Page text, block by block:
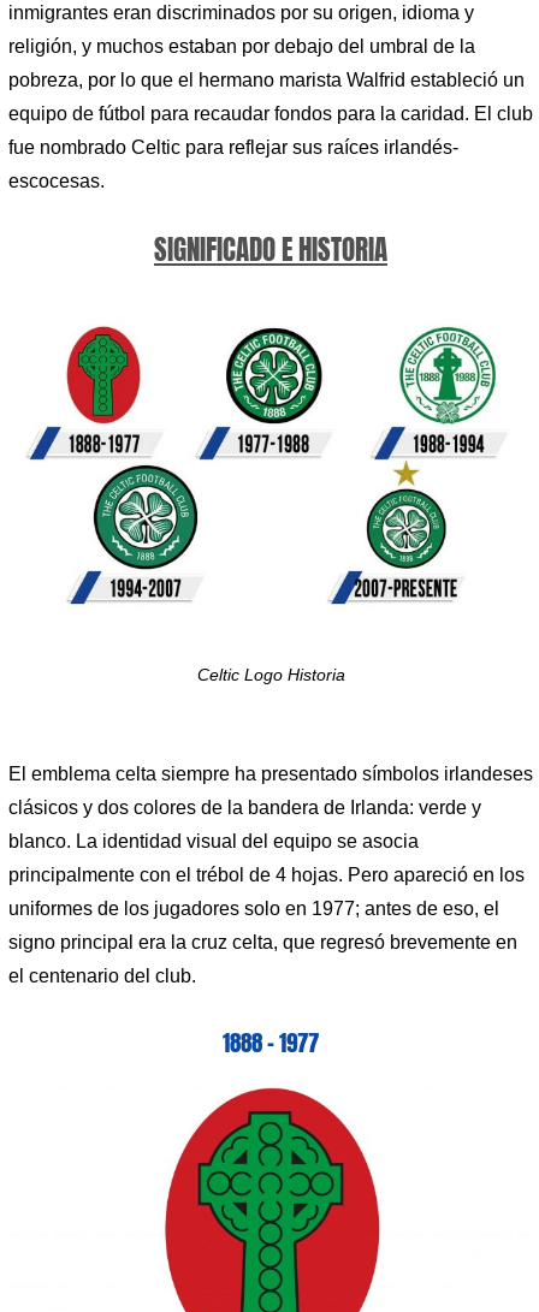
inmigrantes eran discriminados por su origen, idioma y
religión, y muchos estaban por debajo del umbral de la
pobreza, por lo que el hermano marista Walfrid estableció un
equipo de fútbol para recaudar fondos para la caridad. El club
fue nombrado Celtic para reflejar sus raíces irlandés-
escocesas.
SIGNIFICADO E HISTORIA
Celtic Logo Historia
El emblema celta siempre ha presentado símbolos irlandeses
clásicos y dos colores de la bandera de Irlanda: verde y
blanco. La identidad visual del equipo se asocia
principalmente con el trébol de 4 hojas. Pero apareció en los
uniformes de los jugadores solo en 1977; antes de eso, el
signo principal era la cruz celta, que regresó brevemente en
el centenario del club.
1888 – 1977